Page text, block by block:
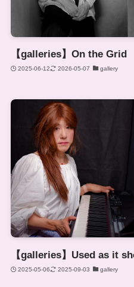
【galleries】On the Grid
2025-06-12 2026-05-07 gallery
【galleries】Used as it
2025-05-06 2025-09-03 gallery